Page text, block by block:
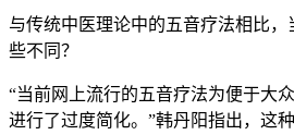
与传统中医理论中的五音疗法相比
些不同？
“当前网上流行的五音疗法为便于大
进行了过度简化。”韩丹阳指出，这